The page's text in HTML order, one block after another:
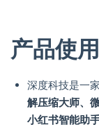
产品使
深度科技是一
解压缩大师、
小红书智能助